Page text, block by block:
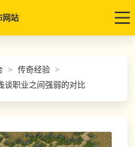
网站
传奇经验
谈职业之间强弱的对比